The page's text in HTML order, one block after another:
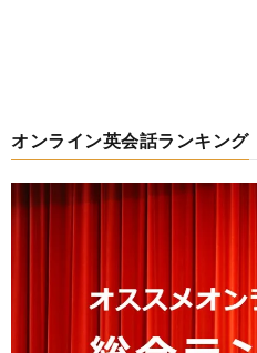
オンライン英会話ランキング